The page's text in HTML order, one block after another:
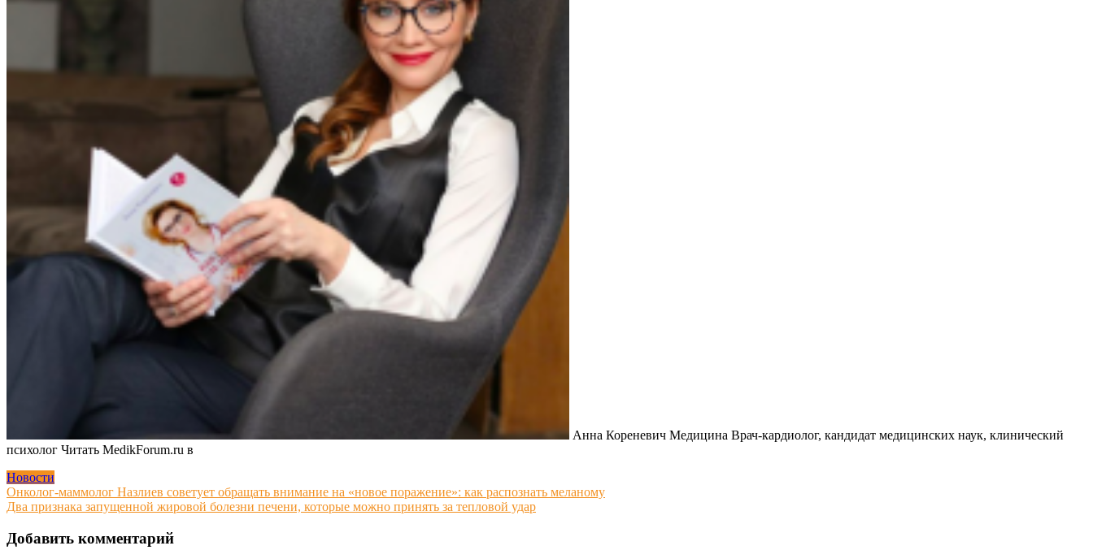
Анна Кореневич Медицина Врач-кардиолог, кандидат медицинских наук, клинический
психолог Читать MedikForum.ru в
Новости
Навигация
по
записям
Онколог-маммолог Назлиев советует обращать внимание на «новое поражение»: как распознать меланому
Два признака запущенной жировой болезни печени, которые можно принять за тепловой удар
Добавить комментарий